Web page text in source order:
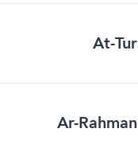
At-Tur
Ar-Rahman